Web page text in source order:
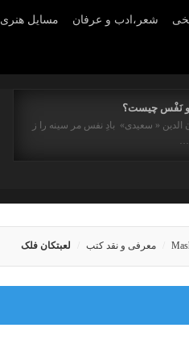
مسايل هنری شعر،ادب و عرفان
و نَفْس چیست؟
الدین « سعیدی» بادِ نفس مر سینه را ز
معرفی و نقد کتب لعبتکان فلک